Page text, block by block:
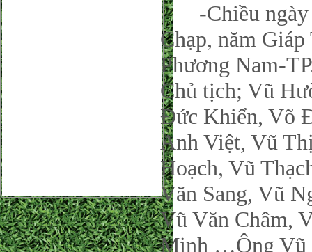
-Chiều ngày
Chạp, năm
Phương Nam-
Chủ tịch; Vũ
Đức Khiển, Võ
Anh Việt, Vũ
Hoạch, Vũ
Văn Sang, Vũ
Vũ Văn Châm,
Minh …Ông Vũ